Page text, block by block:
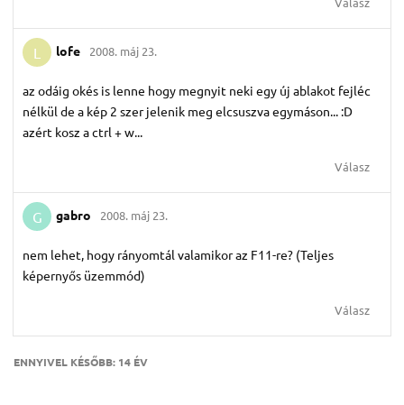
L lofe 2008. máj 23.
az odáig okés is lenne hogy megnyit neki egy új ablakot fejléc
nélkül de a kép 2 szer jelenik meg elcsuszva egymáson... :D
azért kosz a ctrl + w...
Válasz
G gabro 2008. máj 23.
nem lehet, hogy rányomtál valamikor az F11-re? (Teljes
képernyős üzemmód)
Válasz
ENNYIVEL KÉSŐBB: 14 ÉV